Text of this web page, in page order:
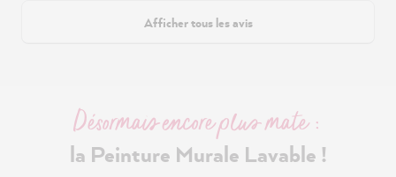
Afficher tous les avis
Désormais encore plus mate :
la Peinture Murale Lavable !